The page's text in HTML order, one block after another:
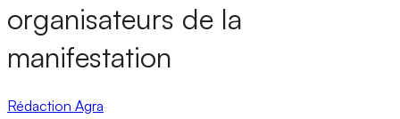
organisateurs de la
manifestation
Rédaction Agra